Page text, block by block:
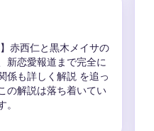
を徹底解説！DEENボー
家、YouTuberとしての
婚、年収、叙々苑カッ
景説明が助かります。
けてください。